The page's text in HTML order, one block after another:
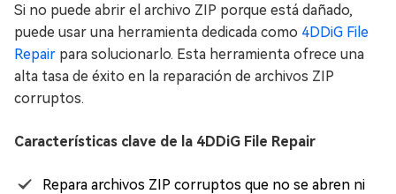
Si no puede abrir el archivo ZIP porque está dañado,
puede usar una herramienta dedicada como 4DDiG File
Repair para solucionarlo. Esta herramienta ofrece una
alta tasa de éxito en la reparación de archivos ZIP
corruptos.
Características clave de la 4DDiG File Repair
Repara archivos ZIP corruptos que no se abren ni